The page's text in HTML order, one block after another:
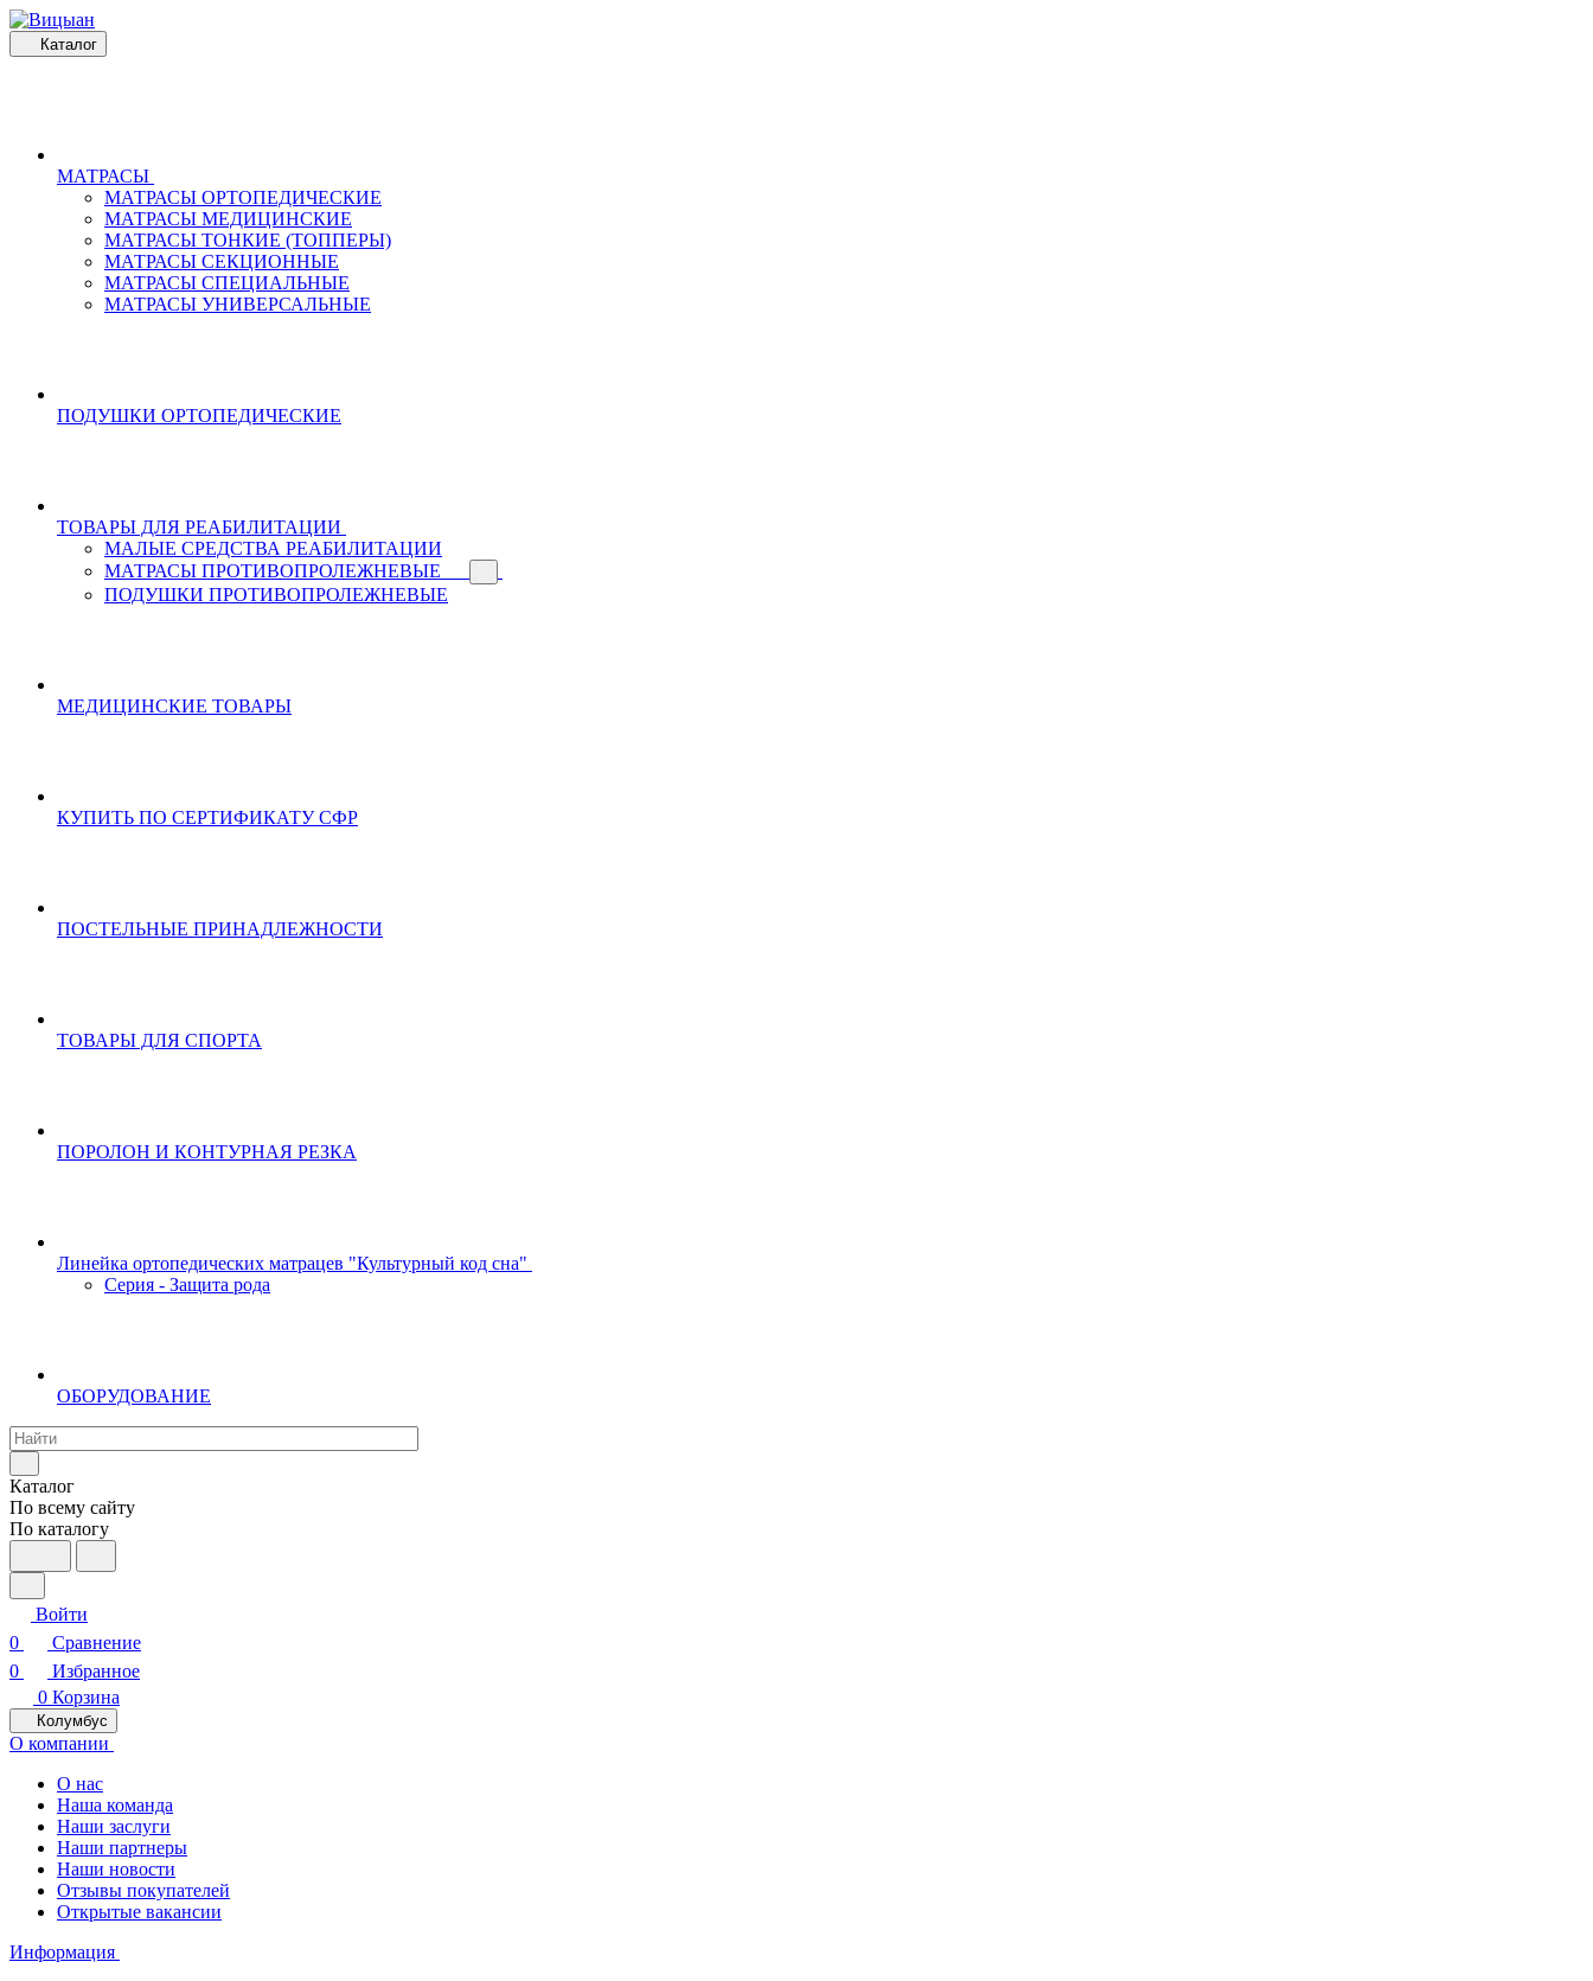
Каталог
МАТРАСЫ
МАТРАСЫ ОРТОПЕДИЧЕСКИЕ
МАТРАСЫ МЕДИЦИНСКИЕ
МАТРАСЫ ТОНКИЕ (ТОППЕРЫ)
МАТРАСЫ СЕКЦИОННЫЕ
МАТРАСЫ СПЕЦИАЛЬНЫЕ
МАТРАСЫ УНИВЕРСАЛЬНЫЕ
ПОДУШКИ ОРТОПЕДИЧЕСКИЕ
ТОВАРЫ ДЛЯ РЕАБИЛИТАЦИИ
МАЛЫЕ СРЕДСТВА РЕАБИЛИТАЦИИ
МАТРАСЫ ПРОТИВОПРОЛЕЖНЕВЫЕ
ПОДУШКИ ПРОТИВОПРОЛЕЖНЕВЫЕ
МЕДИЦИНСКИЕ ТОВАРЫ
КУПИТЬ ПО СЕРТИФИКАТУ СФР
ПОСТЕЛЬНЫЕ ПРИНАДЛЕЖНОСТИ
ТОВАРЫ ДЛЯ СПОРТА
ПОРОЛОН И КОНТУРНАЯ РЕЗКА
Линейка ортопедических матрацев "Культурный код сна"
Серия - Защита рода
ОБОРУДОВАНИЕ
Каталог
По всему сайту
По каталогу
Войти
0
Сравнение
0
Избранное
0 Корзина
Колумбус
О компании
О нас
Наша команда
Наши заслуги
Наши партнеры
Наши новости
Отзывы покупателей
Открытые вакансии
Информация